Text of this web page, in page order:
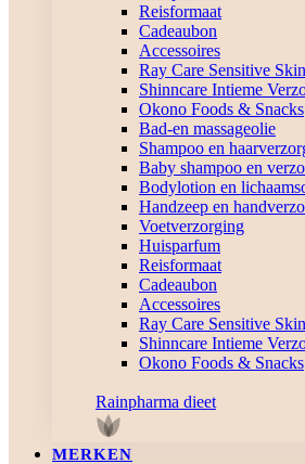
Reisformaat
Cadeaubon
Accessoires
Ray Care Sensitive Skin
Shinncare Intieme
Okono Foods & Snacks
Bad-en massageolie
Shampoo en
Baby shampoo en
Bodylotion en
Handzeep en
Voetverzorging
Huisparfum
Reisformaat
Cadeaubon
Accessoires
Ray Care Sensitive Skin
Shinncare Intieme
Okono Foods & Snacks
Rainpharma dieet
MERKEN